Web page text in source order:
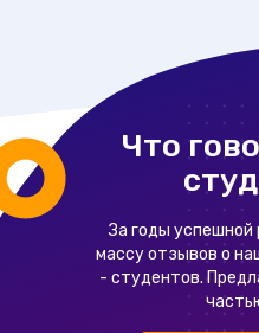
Что
За годы успешной
массу отзывов о
- студентов.